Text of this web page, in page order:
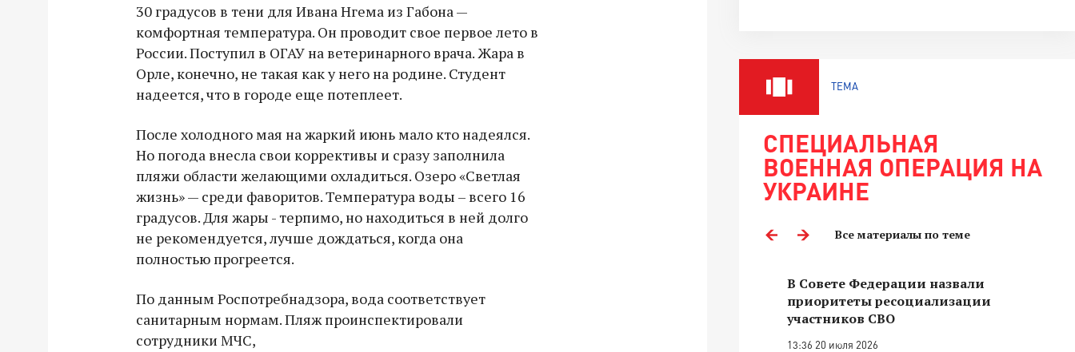
30 градусов в тени для Ивана Нгема из Габона —
комфортная температура. Он проводит свое первое лето в
России. Поступил в ОГАУ на ветеринарного врача. Жара в
Орле, конечно, не такая как у него на родине. Студент
надеется, что в городе еще потеплеет.
После холодного мая на жаркий июнь мало кто надеялся.
Но погода внесла свои коррективы и сразу заполнила
пляжи области желающими охладиться. Озеро «Светлая
жизнь» — среди фаворитов. Температура воды – всего 16
градусов. Для жары - терпимо, но находиться в ней долго
не рекомендуется, лучше дождаться, когда она
полностью прогреется.
По данным Роспотребнадзора, вода соответствует
санитарным нормам. Пляж проинспектировали
сотрудники МЧС,
ТЕМА
СПЕЦИАЛЬНАЯ
ВОЕННАЯ ОПЕРАЦИЯ НА
УКРАИНЕ
Все материалы по теме
СВО дроны и технику связи
18:30 10 сентября 2025
В Совете Федерации назвали
приоритеты ресоциализации
участников СВО
13:36 20 июля 2026